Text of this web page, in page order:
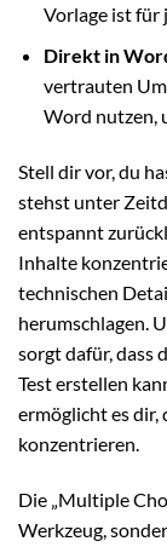
Vorlage ist für
Direkt in
vertrauten
Word nutzen,
Stell dir vor, du
stehst unter
entspannt
Inhalte
technischen
herumschlagen.
sorgt dafür, dass
Test erstellen
ermöglicht es dir,
konzentrieren.
Die „Multiple
Werkzeug,